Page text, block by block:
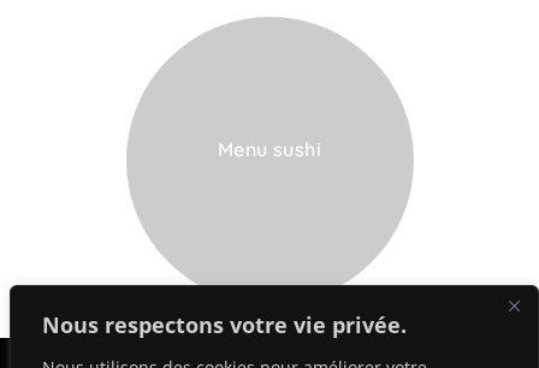
Nous respectons votre vie privée.
Menu sushi
VOIR LA CARTE
+352 24 55 99 01